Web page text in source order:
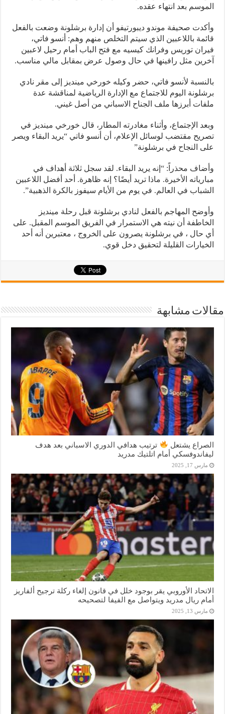
الموسم بعد انتهاء عقده.
وأكدت صحيفة موندو ديبورتيفو أن إدارة برشلونة وضعت بالفعل
قائمة باللاعبين الذي سيتم التخلص منهم وهم: أنسو فاتي،
فيران توريس وفرانك كيسيه مع فتح الباب أمام رحيل لاعبين
آخرين مثل رافينها في حال وصول عرض بمقابل مالي مناسب.
بالنسبة لأنسو فاتي، حضر وكيله خورخي مينديز إلى مقر نادي
برشلونة اليوم للاجتماع مع الإدارة الرياضية لمناقشة عدة
ملفات أبرزها ملف الجناح الاسباني من أصل غيني.
وبعد الإجتماع، وأثناء مغادرته المطار، قال خورخي مينديز في
تصريح مقتضب لوسائل الإعلام، أن أنسو فاتي “يريد البقاء ويصر
على النجاح في برشلونة”
وأضاف محذراً: “إنه يريد البقاء. لقد سجل ثلاثة أهداف في
مبارياته الأخيرة. ماذا تريد أيضًا؟ إنه ظاهرة. أحد أفضل اللاعبين
الشباب في العالم. في يوم من الأيام سيفوز بالكرة الذهبية”.
وأوضح المهاجم بالفعل لنادي برشلونة قبل رحلة مينديز
الخاطفة أن نيته هي الاستمرار في الفريق الموسم المقبل. على
أي حال ، في برشلونة يصرون على الخروج ، معتبرين أنه أحد
الخيارات القليلة لتحقيق دخل قوي.
مقالات مشابهة
الصراع يشتعل
ترتيب هدافي الدوري الاسباني بعد هدف
ليفاندوفسكي أمام اتلتيك مدريد
مارس 17, 2025
الاتحاد الأوروبي يقر بوجود خلل في قانون إلغاء ركلة ترجيح ألفاريز
أمام ريال مدريد ويتواصل مع الفيفا لتصحيحه
مارس 13, 2025